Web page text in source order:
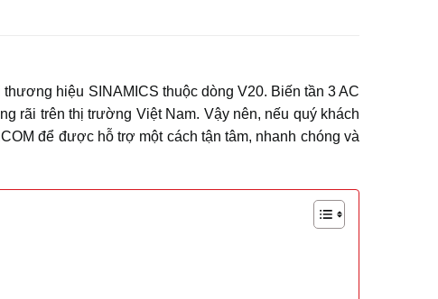
hiệu SINAMICS thuộc dòng V20. Biến tần 3 AC
rãi trên thị trường Việt Nam. Vậy nên, nếu quý khách
để được hỗ trợ một cách tận tâm, nhanh chóng và